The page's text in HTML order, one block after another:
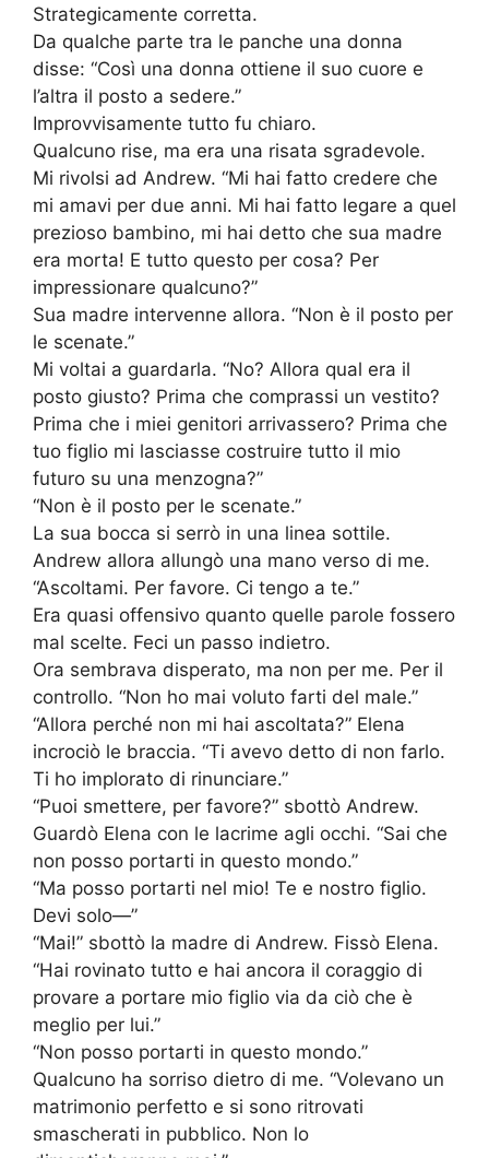
Strategicamente corretta.
Da qualche parte tra le panche una donna
disse: “Così una donna ottiene il suo cuore e
l’altra il posto a sedere.”
Improvvisamente tutto fu chiaro.
Qualcuno rise, ma era una risata sgradevole.
Mi rivolsi ad Andrew. “Mi hai fatto credere che
mi amavi per due anni. Mi hai fatto legare a quel
prezioso bambino, mi hai detto che sua madre
era morta! E tutto questo per cosa? Per
impressionare qualcuno?”
Sua madre intervenne allora. “Non è il posto per
le scenate.”
Mi voltai a guardarla. “No? Allora qual era il
posto giusto? Prima che comprassi un vestito?
Prima che i miei genitori arrivassero? Prima che
tuo figlio mi lasciasse costruire tutto il mio
futuro su una menzogna?”
“Non è il posto per le scenate.”
La sua bocca si serrò in una linea sottile.
Andrew allora allungò una mano verso di me.
“Ascoltami. Per favore. Ci tengo a te.”
Era quasi offensivo quanto quelle parole fossero
mal scelte. Feci un passo indietro.
Ora sembrava disperato, ma non per me. Per il
controllo. “Non ho mai voluto farti del male.”
“Allora perché non mi hai ascoltata?” Elena
incrociò le braccia. “Ti avevo detto di non farlo.
Ti ho implorato di rinunciare.”
“Puoi smettere, per favore?” sbottò Andrew.
Guardò Elena con le lacrime agli occhi. “Sai che
non posso portarti in questo mondo.”
“Ma posso portarti nel mio! Te e nostro figlio.
Devi solo—”
“Mai!” sbottò la madre di Andrew. Fissò Elena.
“Hai rovinato tutto e hai ancora il coraggio di
provare a portare mio figlio via da ciò che è
meglio per lui.”
“Non posso portarti in questo mondo.”
Qualcuno ha sorriso dietro di me. “Volevano un
matrimonio perfetto e si sono ritrovati
smascherati in pubblico. Non lo